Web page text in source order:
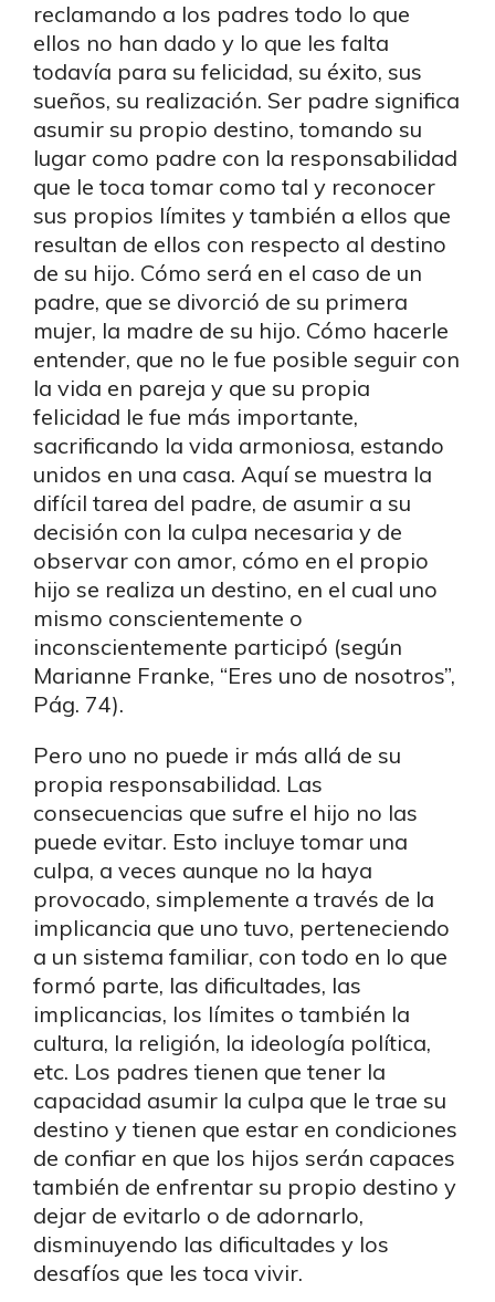
reclamando a los padres todo lo que
ellos no han dado y lo que les falta
todavía para su felicidad, su éxito, sus
sueños, su realización. Ser padre significa
asumir su propio destino, tomando su
lugar como padre con la responsabilidad
que le toca tomar como tal y reconocer
sus propios límites y también a ellos que
resultan de ellos con respecto al destino
de su hijo. Cómo será en el caso de un
padre, que se divorció de su primera
mujer, la madre de su hijo. Cómo hacerle
entender, que no le fue posible seguir con
la vida en pareja y que su propia
felicidad le fue más importante,
sacrificando la vida armoniosa, estando
unidos en una casa. Aquí se muestra la
difícil tarea del padre, de asumir a su
decisión con la culpa necesaria y de
observar con amor, cómo en el propio
hijo se realiza un destino, en el cual uno
mismo conscientemente o
inconscientemente participó (según
Marianne Franke, “Eres uno de nosotros”,
Pág. 74).
Pero uno no puede ir más allá de su
propia responsabilidad. Las
consecuencias que sufre el hijo no las
puede evitar. Esto incluye tomar una
culpa, a veces aunque no la haya
provocado, simplemente a través de la
implicancia que uno tuvo, perteneciendo
a un sistema familiar, con todo en lo que
formó parte, las dificultades, las
implicancias, los límites o también la
cultura, la religión, la ideología política,
etc. Los padres tienen que tener la
capacidad asumir la culpa que le trae su
destino y tienen que estar en condiciones
de confiar en que los hijos serán capaces
también de enfrentar su propio destino y
dejar de evitarlo o de adornarlo,
disminuyendo las dificultades y los
desafíos que les toca vivir.